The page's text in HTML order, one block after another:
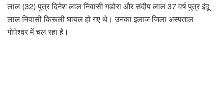
लाल (32) पुत्र दिनेश लाल निवासी गडोरा और संदीप लाल 37 वर्ष पुत्र इंदू
लाल निवासी किरूली घायल हो गए थे। उनका इलाज जिला अस्पताल
गोपेश्वर में चल रहा है।